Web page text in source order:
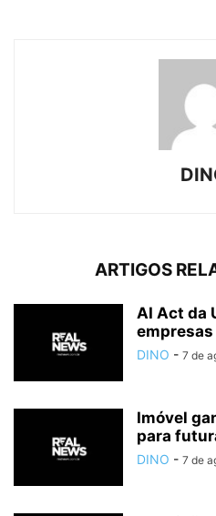
ARTIGOS
AI Act da
DINO - 7 de
Imóvel
para
DINO - 7 de